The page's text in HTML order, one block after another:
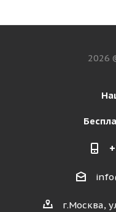
2026
г.Москва,